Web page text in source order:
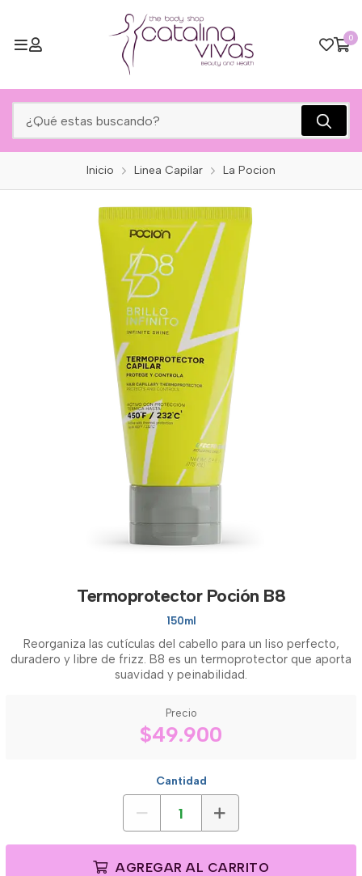
0
Inicio Linea Capilar La Pocion
Termoprotector Poción B8
150ml
Reorganiza las cutículas del cabello para un liso perfecto,
duradero y libre de frizz. B8 es un termoprotector que aporta
suavidad y peinabilidad.
Precio
$49.900
Cantidad
AGREGAR AL CARRITO